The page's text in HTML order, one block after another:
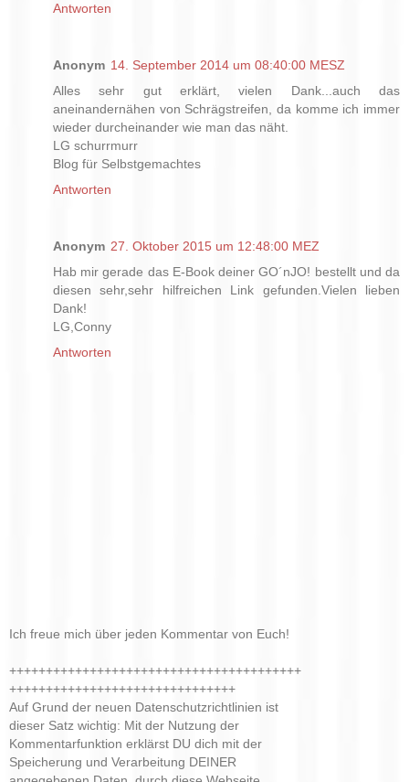
Antworten
Anonym 14. September 2014 um 08:40:00 MESZ
Alles sehr gut erklärt, vielen Dank...auch das
aneinandernähen von Schrägstreifen, da komme ich immer
wieder durcheinander wie man das näht.
LG schurrmurr
Blog für Selbstgemachtes
Antworten
Anonym 27. Oktober 2015 um 12:48:00 MEZ
Hab mir gerade das E-Book deiner GO´nJO! bestellt und da
diesen sehr,sehr hilfreichen Link gefunden.Vielen lieben
Dank!
LG,Conny
Antworten
Ich freue mich über jeden Kommentar von Euch!
++++++++++++++++++++++++++++++++++++++++
+++++++++++++++++++++++++++++++
Auf Grund der neuen Datenschutzrichtlinien ist
dieser Satz wichtig: Mit der Nutzung der
Kommentarfunktion erklärst DU dich mit der
Speicherung und Verarbeitung DEINER